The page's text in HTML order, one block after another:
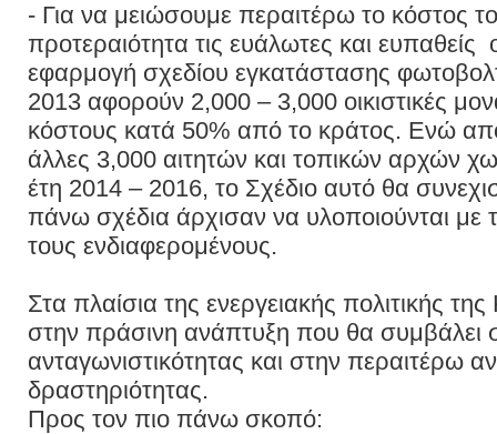
- Για να μειώσουμε περαιτέρω το κόστος
προτεραιότητα τις ευάλωτες και
εφαρμογή σχεδίου εγκατάστασης
2013 αφορούν 2,000 – 3,000 οικιστικές
κόστους κατά 50% από το κράτος. Ενώ
άλλες 3,000 αιτητών και τοπικών αρχών
έτη 2014 – 2016, το Σχέδιο αυτό θα
πάνω σχέδια άρχισαν να υλοποιούνται
τους ενδιαφερομένους.
Στα πλαίσια της ενεργειακής πολιτικής
στην πράσινη ανάπτυξη που θα συμβάλει
ανταγωνιστικότητας και στην περαιτέρω
δραστηριότητας.
Προς τον πιο πάνω σκοπό: